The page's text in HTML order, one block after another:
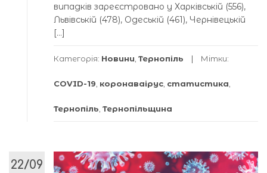
випадків зареєстровано у Харківській (556),
Львівській (478), Одеській (461), Чернівецькій
[…]
Категорія: Новини, Тернопіль Мітки:
COVID-19, коронаваірус, статистика,
Тернопіль, Тернопільщина
22/09